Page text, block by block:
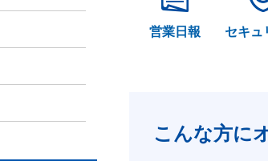
営業日報 セキュ
こんな方に